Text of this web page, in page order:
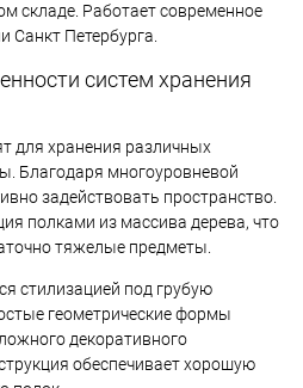
складе. Работает современное
Санкт Петербурга.
систем хранения
для хранения различных
Благодаря многоуровневой
задействовать пространство.
полками из массива дерева, что
тяжелые предметы.
стилизацией под грубую
геометрические формы
декоративного
обеспечивает хорошую